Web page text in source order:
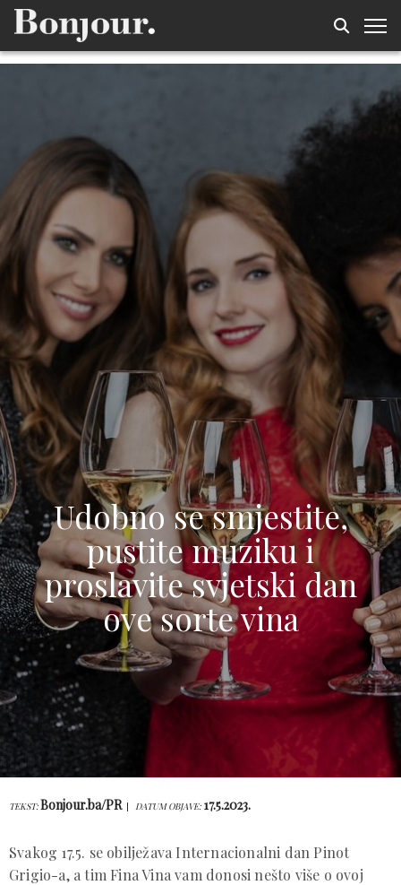
Udobno se smjestite,
pustite muziku i
proslavite svjetski dan
ove sorte vina
TEKST:Bonjour.ba/PR DATUM OBJAVE: 17.5.2023.
Svakog 17.5. se obilježava Internacionalni dan Pinot
Grigio-a, a tim Fina Vina vam donosi nešto više o ovoj